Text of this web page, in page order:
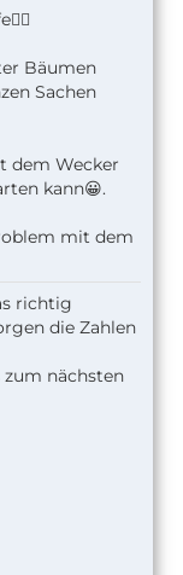
Bäumen
Sachen
dem Wecker
kann😀.
mit dem
richtig
die Zahlen
nächsten